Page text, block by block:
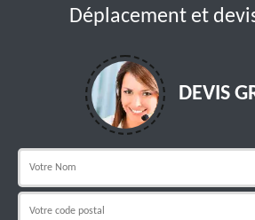
Déplacement et
DEVIS